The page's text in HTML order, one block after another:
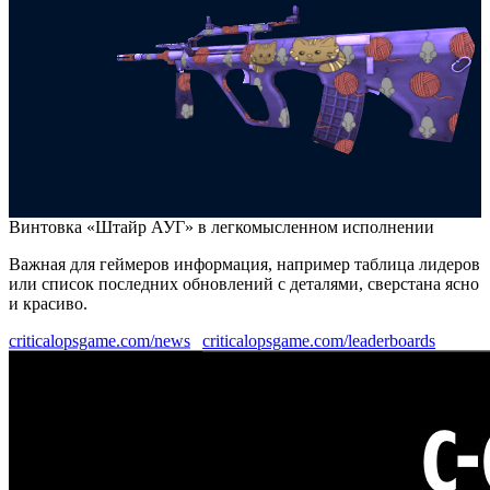
Винтовка «Штайр АУГ» в легкомысленном исполнении
Важная для геймеров информация, например таблица лидеров
или список последних обновлений с деталями, сверстана ясно
и красиво.
criticalopsgame.com/news
criticalopsgame.com/leaderboards